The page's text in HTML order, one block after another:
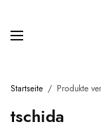
Startseite / Produkte
tschida